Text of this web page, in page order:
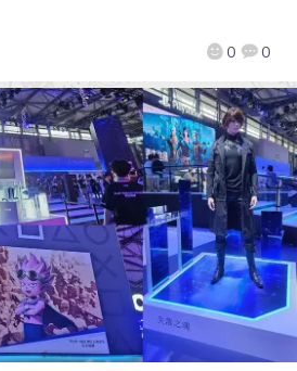
0 0